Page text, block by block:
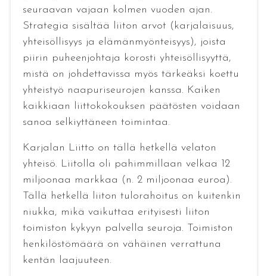
seuraavan vajaan kolmen vuoden ajan.
Strategia sisältää liiton arvot (karjalaisuus,
yhteisöllisyys ja elämänmyönteisyys), joista
piirin puheenjohtaja korosti yhteisöllisyyttä,
mistä on johdettavissa myös tärkeäksi koettu
yhteistyö naapuriseurojen kanssa. Kaiken
kaikkiaan liittokokouksen päätösten voidaan
sanoa selkiyttäneen toimintaa.
Karjalan Liitto on tällä hetkellä velaton
yhteisö. Liitolla oli pahimmillaan velkaa 12
miljoonaa markkaa (n. 2 miljoonaa euroa).
Tällä hetkellä liiton tulorahoitus on kuitenkin
niukka, mikä vaikuttaa erityisesti liiton
toimiston kykyyn palvella seuroja. Toimiston
henkilöstömäärä on vähäinen verrattuna
kentän laajuuteen.